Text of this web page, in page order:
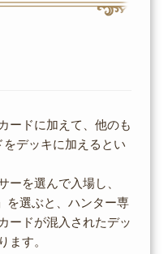
ードに加えて、他のも
デッキに加えるとい
ーを選んで入場し、
を選ぶと、ハンター専
ードが混入されたデッ
ます。